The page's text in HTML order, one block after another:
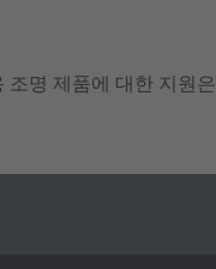
조명 제품에 대한 지원은